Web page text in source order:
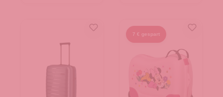
7 € gespart